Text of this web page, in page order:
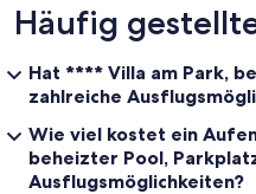
Häufig
Hat **** Villa am Park,
zahlreiche
Wie viel kostet ein
beheizter Pool,
Ausflugsmöglichkeiten?